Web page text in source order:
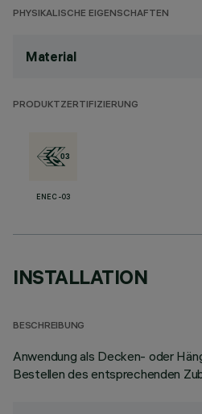
PHYSIKALISCHE EIGENSCHAFTEN
Material
PRODUKTZERTIFIZIERUNG
ENEC-03
INSTALLATION
BESCHREIBUNG
Anwendung als Decken- oder
Bestellen des entsprechenden